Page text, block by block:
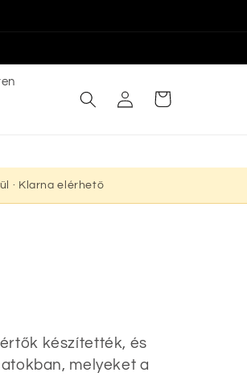
Bejelentkezés
Kosár
· Klarna elérhető
készítették, és
melyeket a